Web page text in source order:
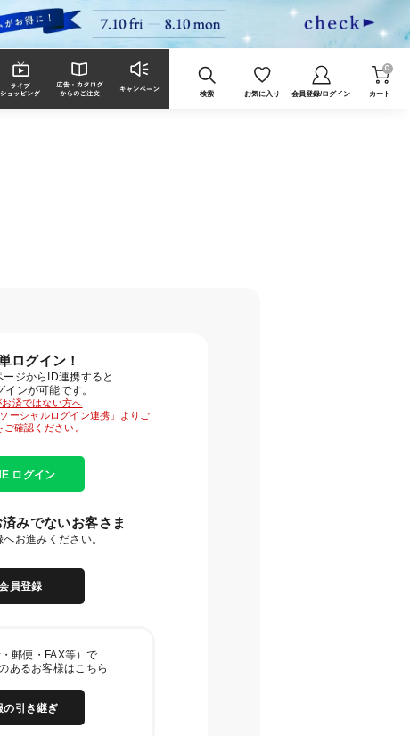
検索 お気に入り 会員登録/ログイン カート
0
ログイン！
ジからID連携すると
ンが可能です。
済ではない方へ
ーシャルログイン連携」よりご
ご確認ください。
ログイン
みでないお客さま
お進みください。
員登録
郵便・FAX等）で
あるお客様はこちら
の引き継ぎ